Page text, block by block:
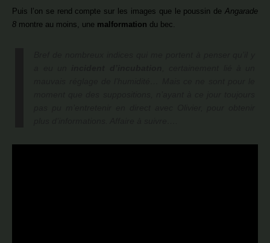
Puis l’on se rend compte sur les images que le poussin de Angarade
8 montre au moins, une malformation du bec.